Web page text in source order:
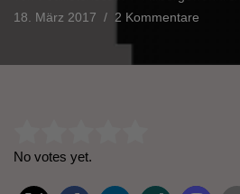
18. März 2017
2 Kommentare
No votes yet.